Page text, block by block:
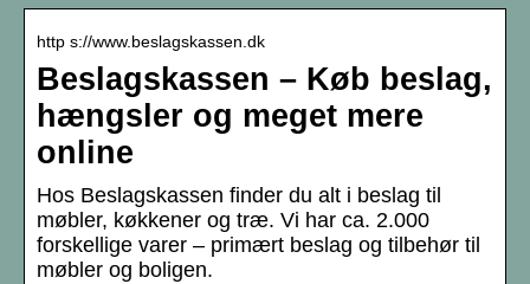
http s://www.beslagskassen.dk
Beslagskassen – Køb beslag,
hængsler og meget mere
online
Hos Beslagskassen finder du alt i beslag til
møbler, køkkener og træ. Vi har ca. 2.000
forskellige varer – primært beslag og tilbehør til
møbler og boligen.